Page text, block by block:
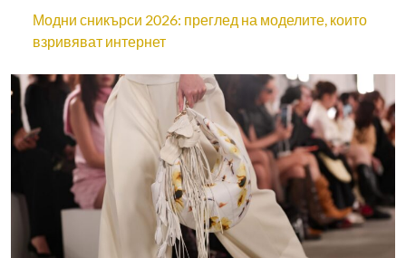
Модни сникърси 2026: преглед на моделите, които
взривяват интернет